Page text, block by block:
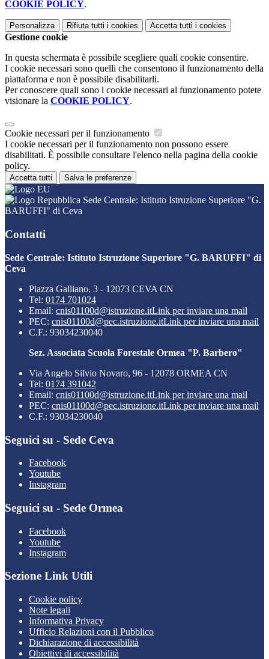
COOKIE POLICY.
Personalizza Rifiuta tutti i cookies Accetta tutti i cookies
Gestione cookie
In questa schermata è possibile scegliere quali cookie consentire.
I cookie necessari sono quelli che consentono il funzionamento della
piattaforma e non è possibile disabilitarli.
Per conoscere quali sono i cookie necessari al funzionamento potete
visionare la COOKIE POLICY.
Cookie necessari per il funzionamento
I cookie necessari per il funzionamento non possono essere
disabilitati. È possibile consultare l'elenco nella pagina della cookie
policy.
Accetta tutti Salva le preferenze
Sede Centrale: Istituto Istruzione Superiore "G.
BARUFFI" di Ceva
Contatti
Sede Centrale: Istituto Istruzione Superiore "G. BARUFFI" di
Ceva
Piazza Galliano, 3 - 12073 CEVA CN
Tel: 0174 701024
Email: cnis01100d@istruzione.itLink per inviare una mail
PEC: cnis01100d@pec.istruzione.itLink per inviare una mail
C.F.: 93034230040
Sez. Associata Scuola Forestale Ormea "P. Barbero"
Via Angelo Silvio Novaro, 96 - 12078 ORMEA CN
Tel: 0174 391042
Email: cnis01100d@istruzione.itLink per inviare una mail
PEC: cnis01100d@pec.istruzione.itLink per inviare una mail
C.F.: 93034230040
Seguici su - Sede Ceva
Facebook
Youtube
Instagram
Seguici su - Sede Ormea
Facebook
Youtube
Instagram
Sezione Link Utili
Cookie policy
Note legali
Informativa Privacy
Ufficio Relazioni con il Pubblico
Dichiarazione di accessibilità
Obiettivi di accessibilità